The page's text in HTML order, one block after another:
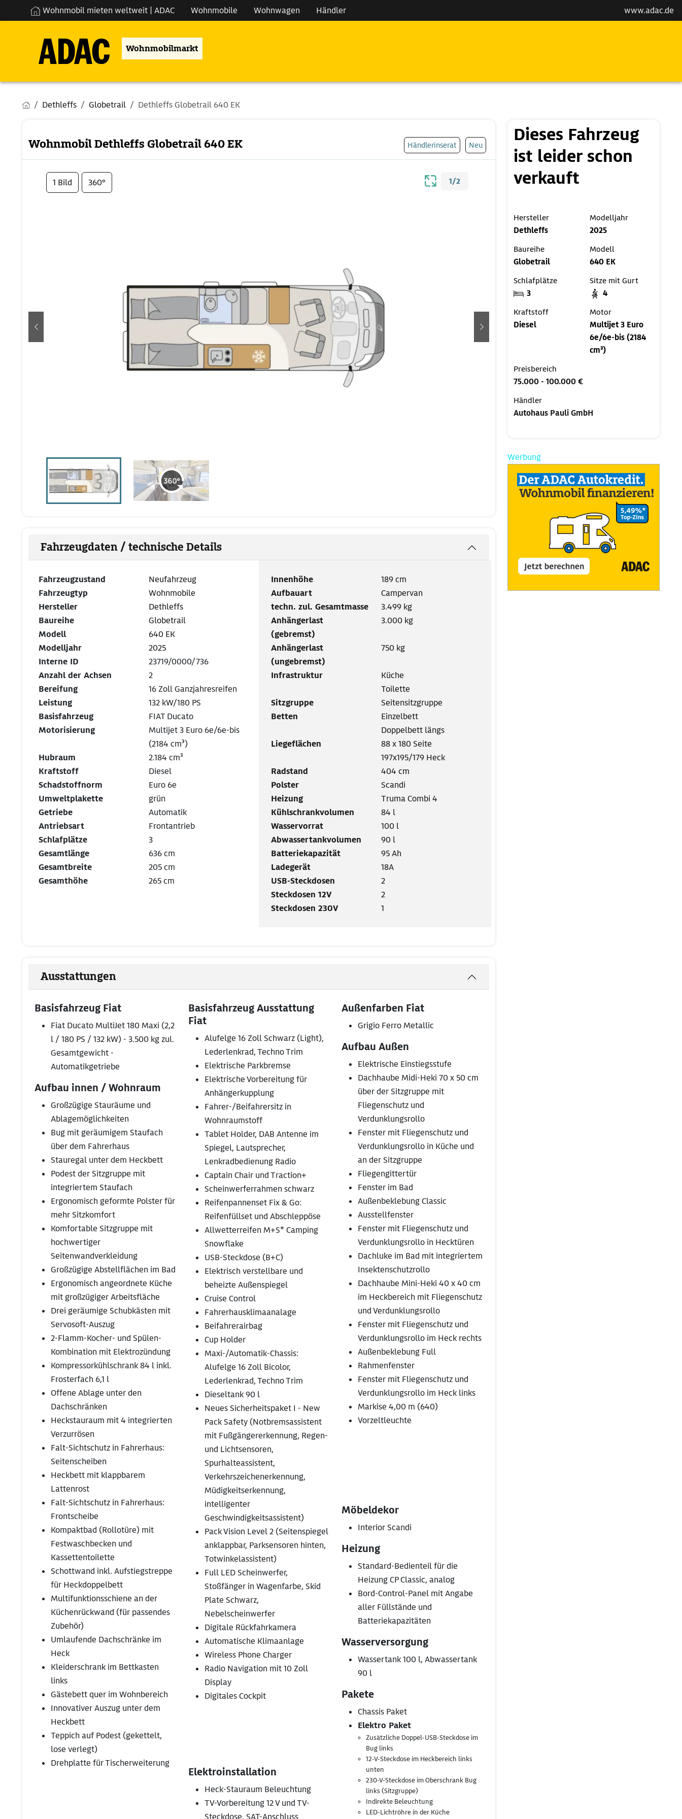
Wohnmobil mieten weltweit | ADAC Wohnmobile Wohnwagen Händler www.adac.de
Wohnmobilmarkt
Dethleffs Globetrail Dethleffs Globetrail 640 EK
Wohnmobil Dethleffs Globetrail 640 EK Händlerinserat Neu
1 Bild 360° 1/2
zurück weiter
Fahrzeugdaten / technische Details
Fahrzeugzustand
Neufahrzeug
Fahrzeugtyp
Wohnmobile
Hersteller
Dethleffs
Baureihe
Globetrail
Modell
640 EK
Modelljahr
2025
Interne ID
23719/0000/736
Anzahl der Achsen
2
Bereifung
16 Zoll Ganzjahresreifen
Leistung
132 kW/180 PS
Basisfahrzeug
FIAT Ducato
Motorisierung
Multijet 3 Euro 6e/6e-bis
(2184 cm³)
Hubraum
2.184 cm³
Kraftstoff
Diesel
Schadstoffnorm
Euro 6e
Umweltplakette
grün
Getriebe
Automatik
Antriebsart
Frontantrieb
Schlafplätze
3
Gesamtlänge
636 cm
Gesamtbreite
205 cm
Gesamthöhe
265 cm
Innenhöhe
189 cm
Aufbauart
Campervan
techn. zul. Gesamtmasse
3.499 kg
Anhängerlast
(gebremst)
3.000 kg
Anhängerlast
(ungebremst)
750 kg
Infrastruktur
Küche
Toilette
Sitzgruppe
Seitensitzgruppe
Betten
Einzelbett
Doppelbett längs
Liegeflächen
88 x 180 Seite
197x195/179 Heck
Radstand
404 cm
Polster
Scandi
Heizung
Truma Combi 4
Kühlschrankvolumen
84 l
Wasservorrat
100 l
Abwassertankvolumen
90 l
Batteriekapazität
95 Ah
Ladegerät
18A
USB-Steckdosen
2
Steckdosen 12V
2
Steckdosen 230V
1
Ausstattungen
Basisfahrzeug Fiat
Fiat Ducato MultiJet 180 Maxi (2,2
l / 180 PS / 132 kW) - 3.500 kg zul.
Gesamtgewicht -
Automatikgetriebe
Basisfahrzeug Ausstattung
Fiat
Alufelge 16 Zoll Schwarz (Light),
Lederlenkrad, Techno Trim
Elektrische Parkbremse
Elektrische Vorbereitung für
Anhängerkupplung
Fahrer-/Beifahrersitz in
Wohnraumstoff
Tablet Holder, DAB Antenne im
Spiegel, Lautsprecher,
Lenkradbedienung Radio
Captain Chair und Traction+
Scheinwerferrahmen schwarz
Reifenpannenset Fix & Go:
Reifenfüllset und Abschleppöse
Allwetterreifen M+S* Camping
Snowflake
USB-Steckdose (B+C)
Elektrisch verstellbare und
beheizte Außenspiegel
Cruise Control
Fahrerhausklimaanalage
Beifahrerairbag
Cup Holder
Maxi-/Automatik-Chassis:
Alufelge 16 Zoll Bicolor,
Lederlenkrad, Techno Trim
Dieseltank 90 l
Neues Sicherheitspaket I - New
Pack Safety (Notbremsassistent
mit Fußgängererkennung, Regen-
und Lichtsensoren,
Spurhalteassistent,
Verkehrszeichenerkennung,
Müdigkeitserkennung,
intelligenter
Geschwindigkeitsassistent)
Pack Vision Level 2 (Seitenspiegel
anklappbar, Parksensoren hinten,
Totwinkelassistent)
Full LED Scheinwerfer,
Stoßfänger in Wagenfarbe, Skid
Plate Schwarz,
Nebelscheinwerfer
Digitale Rückfahrkamera
Automatische Klimaanlage
Wireless Phone Charger
Radio Navigation mit 10 Zoll
Display
Digitales Cockpit
Außenfarben Fiat
Grigio Ferro Metallic
Aufbau Außen
Elektrische Einstiegsstufe
Dachhaube Midi-Heki 70 x 50 cm
über der Sitzgruppe mit
Fliegenschutz und
Verdunklungsrollo
Fenster mit Fliegenschutz und
Verdunklungsrollo in Küche und
an der Sitzgruppe
Fliegengittertür
Fenster im Bad
Außenbeklebung Classic
Ausstellfenster
Fenster mit Fliegenschutz und
Verdunklungsrollo in Hecktüren
Dachluke im Bad mit integriertem
Insektenschutzrollo
Dachhaube Mini-Heki 40 x 40 cm
im Heckbereich mit Fliegenschutz
und Verdunklungsrollo
Fenster mit Fliegenschutz und
Verdunklungsrollo im Heck rechts
Außenbeklebung Full
Rahmenfenster
Fenster mit Fliegenschutz und
Verdunklungsrollo im Heck links
Markise 4,00 m (640)
Vorzeltleuchte
Aufbau innen / Wohnraum
Großzügige Stauräume und
Ablagemöglichkeiten
Bug mit geräumigem Staufach
über dem Fahrerhaus
Stauregal unter dem Heckbett
Podest der Sitzgruppe mit
integriertem Staufach
Ergonomisch geformte Polster für
mehr Sitzkomfort
Komfortable Sitzgruppe mit
hochwertiger
Seitenwandverkleidung
Großzügige Abstellflächen im Bad
Ergonomisch angeordnete Küche
mit großzügiger Arbeitsfläche
Drei geräumige Schubkästen mit
Servosoft-Auszug
2-Flamm-Kocher- und Spülen-
Kombination mit Elektrozündung
Kompressorkühlschrank 84 l inkl.
Frosterfach 6,1 l
Offene Ablage unter den
Dachschränken
Heckstauraum mit 4 integrierten
Verzurrösen
Falt-Sichtschutz in Fahrerhaus:
Seitenscheiben
Heckbett mit klappbarem
Lattenrost
Falt-Sichtschutz in Fahrerhaus:
Frontscheibe
Kompaktbad (Rollotüre) mit
Festwaschbecken und
Kassettentoilette
Schottwand inkl. Aufstiegstreppe
für Heckdoppelbett
Multifunktionsschiene an der
Küchenrückwand (für passendes
Zubehör)
Umlaufende Dachschränke im
Heck
Kleiderschrank im Bettkasten
links
Gästebett quer im Wohnbereich
Innovativer Auszug unter dem
Heckbett
Teppich auf Podest (gekettelt,
lose verlegt)
Drehplatte für Tischerweiterung
Möbeldekor
Interior Scandi
Heizung
Standard-Bedienteil für die
Heizung CP Classic, analog
Bord-Control-Panel mit Angabe
aller Füllstände und
Batteriekapazitäten
Wasserversorgung
Wassertank 100 l, Abwassertank
90 l
Pakete
Chassis Paket
Elektro Paket
Zusätzliche Doppel-USB-Steckdose im
Bug links
12-V-Steckdose im Heckbereich links
unten
230-V-Steckdose im Oberschrank Bug
links (Sitzgruppe)
Indirekte Beleuchtung
LED-Lichtröhre in der Küche
Elektroinstallation
Heck-Stauraum Beleuchtung
TV-Vorbereitung 12 V und TV-
Steckdose, SAT-Anschluss
Dieses Fahrzeug
ist leider schon
verkauft
Hersteller
Dethleffs
Modelljahr
2025
Baureihe
Globetrail
Modell
640 EK
Schlafplätze
3
Sitze mit Gurt
4
Kraftstoff
Diesel
Motor
Multijet 3 Euro
6e/6e-bis (2184
cm³)
Preisbereich
75.000 - 100.000 €
Händler
Autohaus Pauli GmbH
Werbung